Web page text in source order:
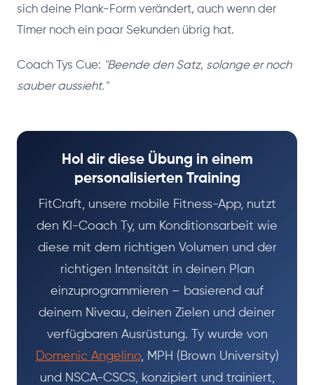
sich deine Plank-Form verändert, auch wenn der
Timer noch ein paar Sekunden übrig hat.
Coach Tys Cue: "Beende den Satz, solange er noch
sauber aussieht."
Hol dir diese Übung in einem
personalisierten Training
FitCraft, unsere mobile Fitness-App, nutzt
den KI-Coach Ty, um Konditionsarbeit wie
diese mit dem richtigen Volumen und der
richtigen Intensität in deinen Plan
einzuprogrammieren – basierend auf
deinem Niveau, deinen Zielen und deiner
verfügbaren Ausrüstung. Ty wurde von
Domenic Angelino, MPH (Brown University)
und NSCA-CSCS, konzipiert und trainiert,